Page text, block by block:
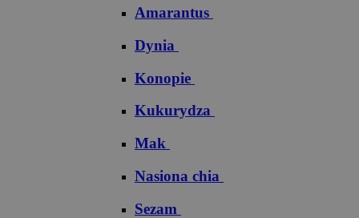
Amarantus
Dynia
Konopie
Kukurydza
Mak
Nasiona chia
Sezam